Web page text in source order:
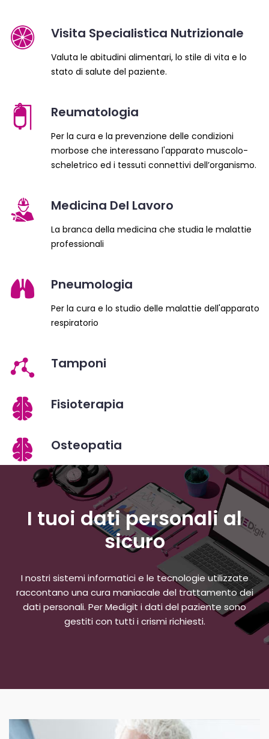
Visita Specialistica Nutrizionale
Valuta le abitudini alimentari, lo stile di vita e lo
stato di salute del paziente.
Reumatologia
Per la cura e la prevenzione delle condizioni
morbose che interessano l'apparato muscolo-
scheletrico ed i tessuti connettivi dell’organismo.
Medicina Del Lavoro
La branca della medicina che studia le malattie
professionali
Pneumologia
Per la cura e lo studio delle malattie dell'apparato
respiratorio
Tamponi
Fisioterapia
Osteopatia
I tuoi dati personali al
sicuro
I nostri sistemi informatici e le tecnologie utilizzate
raccontano una cura maniacale del trattamento dei
dati personali. Per Medigit i dati del paziente sono
gestiti con tutti i crismi richiesti.